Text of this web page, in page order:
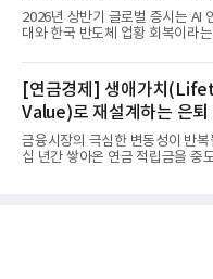
'실적'이 가르는 하반기를
2026년 상반기 글로벌 증시는 AI
대와 한국 반도체 업황 회복이라
[연금경제] 생애가치
Value)로 재설계하는 은퇴
생활보장과 평생소득 전략
금융시장의 극심한 변동성이 반복
십 년간 쌓아온 연금 적립금을 중